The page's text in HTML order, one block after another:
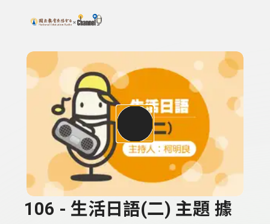
上方功能區塊
搜尋關鍵字：可輸入節目名稱、主持人或關鍵字
106 - 生活日語(二) 主題 據